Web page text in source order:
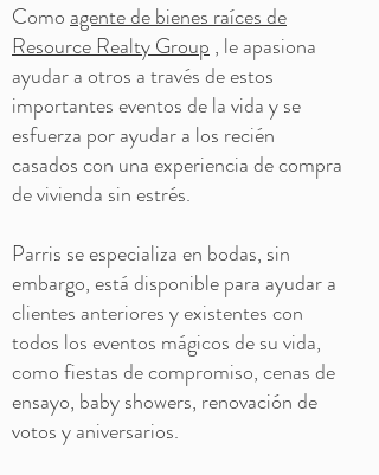
Como agente de bienes raíces de
Resource Realty Group , le apasiona
ayudar a otros a través de estos
importantes eventos de la vida y se
esfuerza por ayudar a los recién
casados con una experiencia de compra
de vivienda sin estrés.
Parris se especializa en bodas, sin
embargo, está disponible para ayudar a
clientes anteriores y existentes con
todos los eventos mágicos de su vida,
como fiestas de compromiso, cenas de
ensayo, baby showers, renovación de
votos y aniversarios.